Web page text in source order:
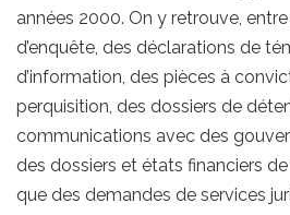
années 2000. On y retrouve,
d’enquête, des déclarations de
d’information, des pièces à
perquisition, des dossiers de
communications avec des
des dossiers et états financiers
que des demandes de services